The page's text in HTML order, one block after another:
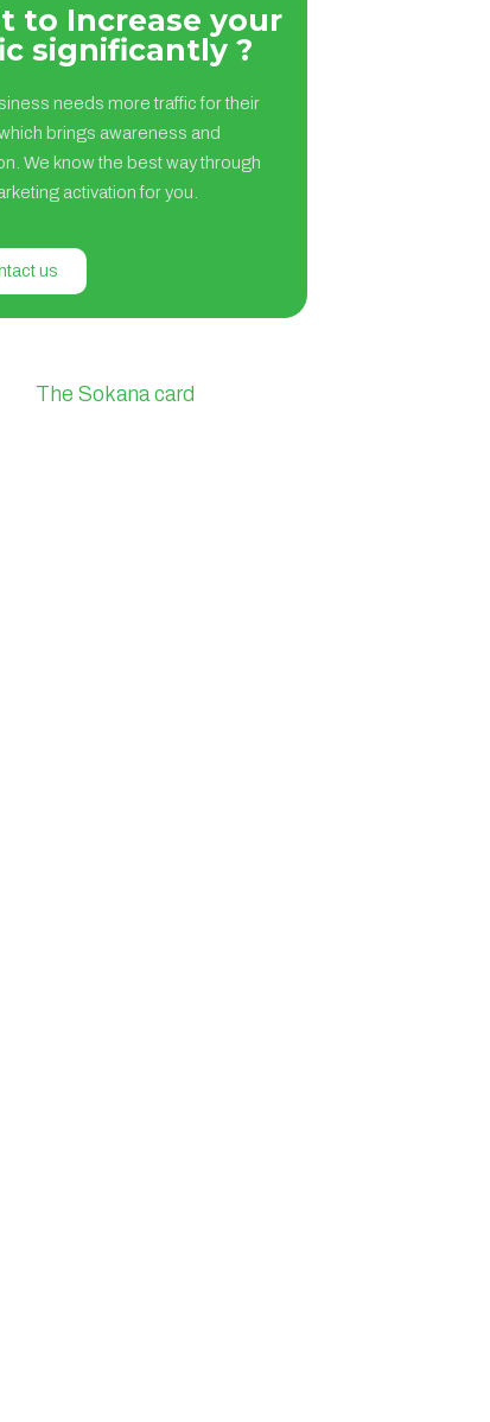
to Increase your
significantly ?
needs more traffic for their
brings awareness and
We know the best way through
activation for you.
us